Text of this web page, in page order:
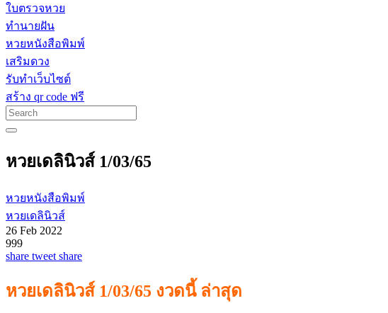
ใบตรวจหวย
ทำนายฝัน
หวยหนังสือพิมพ์
เสริมดวง
รับทำเว็บไซต์
สร้าง qr code ฟรี
หวยเดลินิวส์ 1/03/65
หวยหนังสือพิมพ์
หวยเดลินิวส์
26 Feb 2022
999
share tweet share
หวยเดลินิวส์ 1/03/65 งวดนี้ ล่าสุด